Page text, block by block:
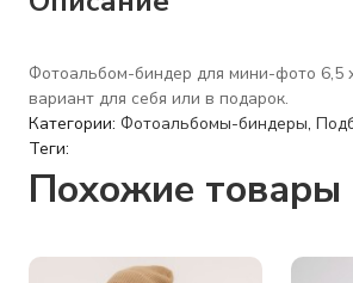
Фотоальбом-биндер для мини-фото 6,5
вариант для себя или в подарок.
Категории: Фотоальбомы-биндеры,
Теги:
Похожие товары